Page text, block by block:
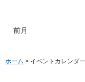
前月
ホーム > イベントカレンダー